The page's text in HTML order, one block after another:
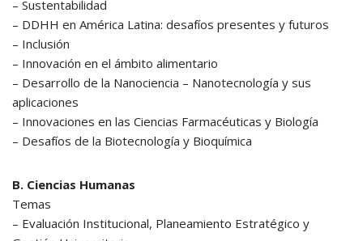
– Sustentabilidad
– DDHH en América Latina: desafíos presentes y futuros
– Inclusión
– Innovación en el ámbito alimentario
– Desarrollo de la Nanociencia – Nanotecnología y sus
aplicaciones
– Innovaciones en las Ciencias Farmacéuticas y Biología
– Desafíos de la Biotecnología y Bioquímica
B. Ciencias Humanas
Temas
– Evaluación Institucional, Planeamiento Estratégico y